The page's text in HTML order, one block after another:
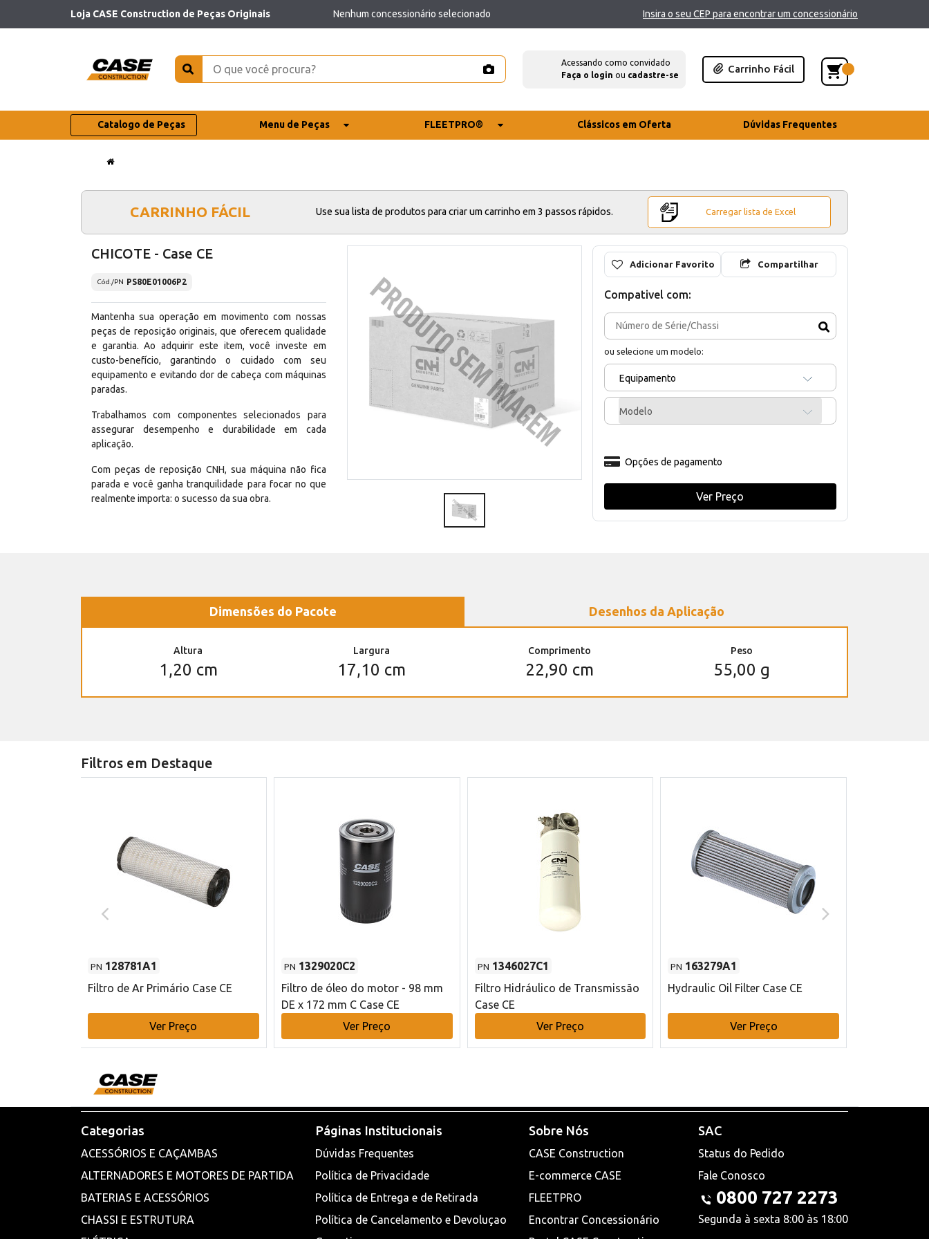
Loja CASE Construction de Peças Originais Nenhum concessionário selecionado Insira o seu CEP para encontrar um concessionário
Acessando como convidado
Faça o login ou cadastre-se
Carrinho Fácil
Catalogo de Peças Menu de Peças FLEETPRO® Clássicos em Oferta Dúvidas Frequentes
CARRINHO FÁCIL Use sua lista de produtos para criar um carrinho em 3 passos rápidos. Carregar lista de Excel
CHICOTE - Case CE
Cód./PN PS80E01006P2
Mantenha sua operação em movimento com nossas
peças de reposição originais, que oferecem qualidade
e garantia. Ao adquirir este item, você investe em
custo-benefício, garantindo o cuidado com seu
equipamento e evitando dor de cabeça com máquinas
paradas.
Trabalhamos com componentes selecionados para
assegurar desempenho e durabilidade em cada
aplicação.
Com peças de reposição CNH, sua máquina não fica
parada e você ganha tranquilidade para focar no que
realmente importa: o sucesso da sua obra.
Adicionar Favorito Compartilhar
Compativel com:
ou selecione um modelo:
Equipamento
Modelo
Opções de pagamento
Ver Preço
Dimensões do Pacote Desenhos da Aplicação
Altura
1,20 cm
Largura
17,10 cm
Comprimento
22,90 cm
Peso
55,00 g
Filtros em Destaque
PN 128781A1
Filtro de Ar Primário Case CE
Ver Preço
PN 1329020C2
Filtro de óleo do motor - 98 mm
DE x 172 mm C Case CE
Ver Preço
PN 1346027C1
Filtro Hidráulico de Transmissão
Case CE
Ver Preço
PN 163279A1
Hydraulic Oil Filter Case CE
Ver Preço
Categorias
ACESSÓRIOS E CAÇAMBAS
ALTERNADORES E MOTORES DE PARTIDA
BATERIAS E ACESSÓRIOS
CHASSI E ESTRUTURA
Páginas Institucionais
Dúvidas Frequentes
Política de Privacidade
Política de Entrega e de Retirada
Política de Cancelamento e Devoluçao
Sobre Nós
CASE Construction
E-commerce CASE
FLEETPRO
Encontrar Concessionário
SAC
Status do Pedido
Fale Conosco
0800 727 2273
Segunda à sexta 8:00 às 18:00